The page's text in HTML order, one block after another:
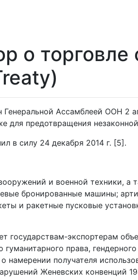
о
Ассамблеей ООН 2
предотвращения
в силу 24 декабря 2014 г. [5].
и военной техники, а
бронированные машины;
и ракетные пусковые
экспортерам
права,
намерении получателя
Женевских конвенций